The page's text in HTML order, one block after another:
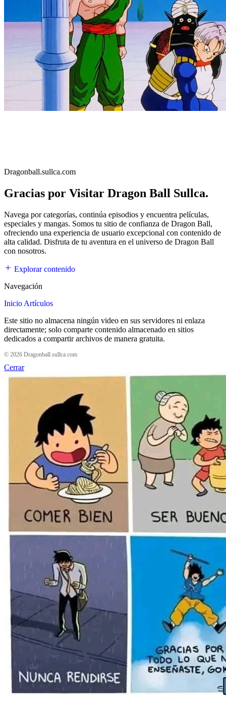
Dragonball.sullca.com
Gracias por Visitar Dragon Ball Sullca.
Navega por categorías, continúa episodios y encuentra películas,
especiales y mangas. Somos tu sitio de confianza de Dragon Ball,
ofreciendo una experiencia de usuario excepcional con contenido de
alta calidad. Disfruta de tu aventura en el universo de Dragon Ball
con nosotros.
Explorar contenido
Navegación
Inicio Artículos
Este sitio no almacena ningún video en sus servidores ni enlaza
directamente; solo comparte contenido almacenado en sitios
dedicados a compartir archivos de manera gratuita.
© 2026 Dragonball.sullca.com
Cerrar